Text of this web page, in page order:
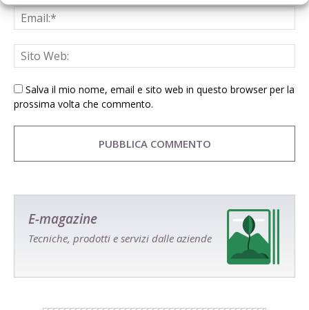
Salva il mio nome, email e sito web in questo browser per la
prossima volta che commento.
E-magazine
Tecniche, prodotti e servizi dalle aziende